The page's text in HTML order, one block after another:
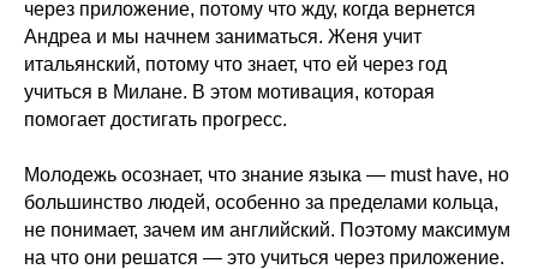
через приложение, потому что жду, когда вернется
Андреа и мы начнем заниматься. Женя учит
итальянский, потому что знает, что ей через год
учиться в Милане. В этом мотивация, которая
помогает достигать прогресс.
Молодежь осознает, что знание языка — must have, но
большинство людей, особенно за пределами кольца,
не понимает, зачем им английский. Поэтому максимум
на что они решатся — это учиться через приложение.